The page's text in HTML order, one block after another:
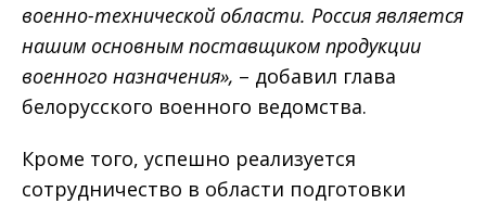
военно-технической области. Россия является
нашим основным поставщиком продукции
военного назначения», – добавил глава
белорусского военного ведомства.
Кроме того, успешно реализуется
сотрудничество в области подготовки